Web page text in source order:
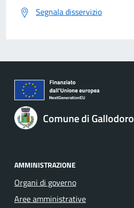
Segnala disservizio
Comune di Gallodoro
AMMINISTRAZIONE
Organi di governo
Aree amministrative